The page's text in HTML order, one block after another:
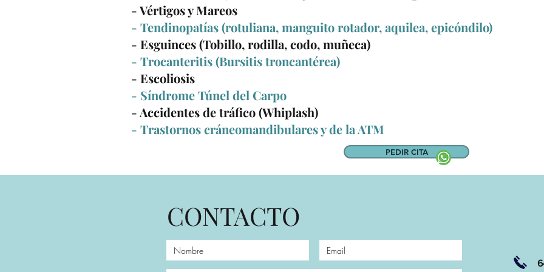
- Vértigos y Mareos
- Tendinopatías (rotuliana, manguito rotador, aquilea, epicóndilo)
- Esguinces (Tobillo, rodilla, codo, muñeca)
- Trocanteritis (Bursitis troncantérea)
- Escoliosis
- Síndrome Túnel del Carpo
- Accidentes de tráfico (Whiplash)
- Trastornos cráneomandibulares y de la ATM
PEDIR CITA
CONTACTO
647